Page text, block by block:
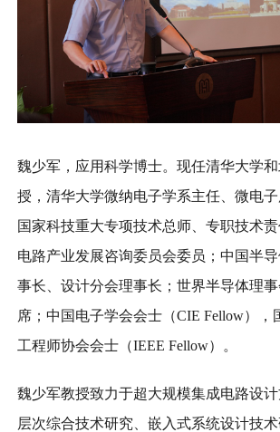
魏少军，应用科学博士。现任清华大学
授，清华大学微纳电子学系主任、微电
国家科技重大专项技术总师、专职技术
电路产业发展咨询委员会委员；中国半
事长、设计分会理事长；世界半导体理事
席；中国电子学会会士（CIE Fellow），
工程师协会会士（IEEE Fellow）。
魏少军教授致力于超大规模集成电路设
层次综合技术研究、嵌入式系统设计技